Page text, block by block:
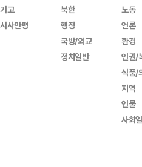
기고
시사만평
북한
행정
국방/외교
정치일반
노동
언론
환경
인권/
식품/
지역
인물
사회